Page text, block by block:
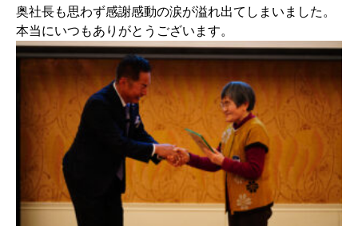
奥社長も思わず感謝感動の涙が溢れ出てしまいました。
本当にいつもありがとうございます。